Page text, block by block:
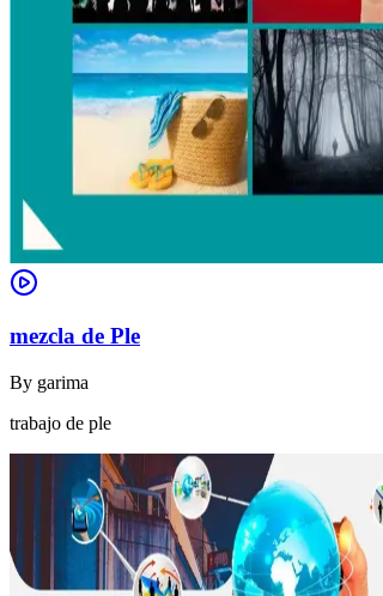
mezcla de Ple
By garima
trabajo de ple